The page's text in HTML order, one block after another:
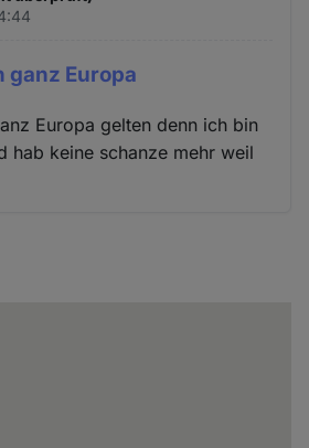
ganz Europa
Europa gelten denn ich bin
hab keine schanze mehr weil